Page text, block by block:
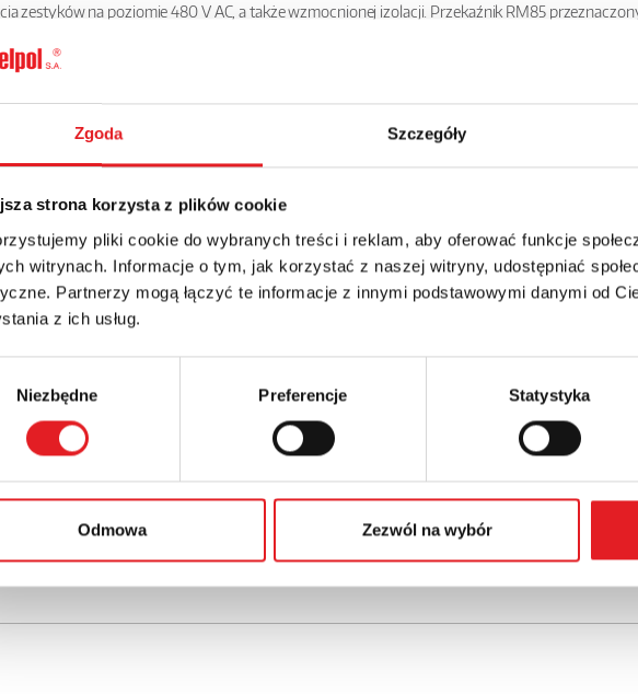
Zgoda Szczegóły
strona korzysta z plików cookie
pliki cookie do wybranych treści i reklam, aby oferować funkcje
witrynach. Informacje o tym, jak korzystać z naszej witryny, udostępniać
Partnerzy mogą łączyć te informacje z innymi podstawowymi danymi od
z ich usług.
Niezbędne Preferencje Statystyka
Odmowa Zezwól na wybór
zestyków na poziomie 480 V AC, a także wzmocnionej izolacji. Przekaźnik RM85
1. Spełnia również wymogi RoHS. Podobnie, jak w przypadku pozostałych przekaźników